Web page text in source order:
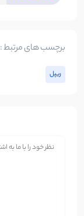
برچسب های مرتبط :
ریپل